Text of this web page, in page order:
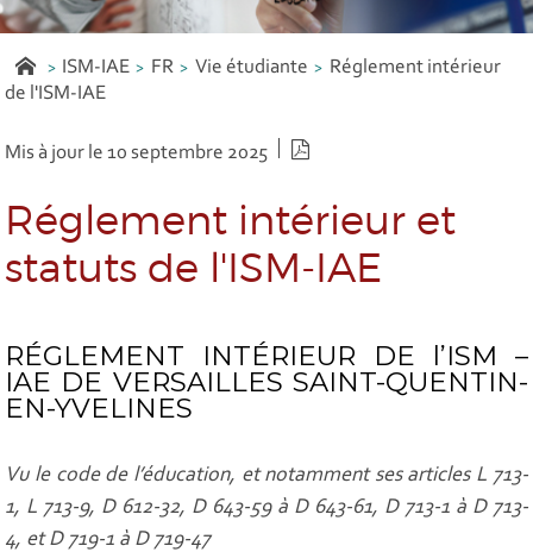
ISM-IAE FR Vie étudiante
Réglement intérieur
de l'ISM-IAE
Mis à jour le 10 septembre 2025
Réglement intérieur et
statuts de l'ISM-IAE
RÉGLEMENT INTÉRIEUR DE l’ISM –
IAE DE VERSAILLES SAINT-QUENTIN-
EN-YVELINES
Vu le code de l’éducation, et notamment ses articles L 713-
1, L 713-9, D 612-32, D 643-59 à D 643-61, D 713-1 à D 713-
4, et D 719-1 à D 719-47